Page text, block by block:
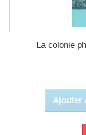
La colonie
Ajouter